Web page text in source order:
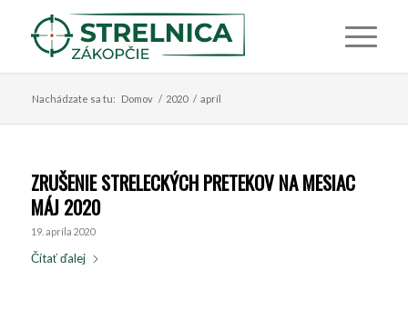
Nachádzate sa tu: Domov / 2020 / apríl
ZRUŠENIE STRELECKÝCH PRETEKOV NA MESIAC
MÁJ 2020
19. apríla 2020
Čítať ďalej